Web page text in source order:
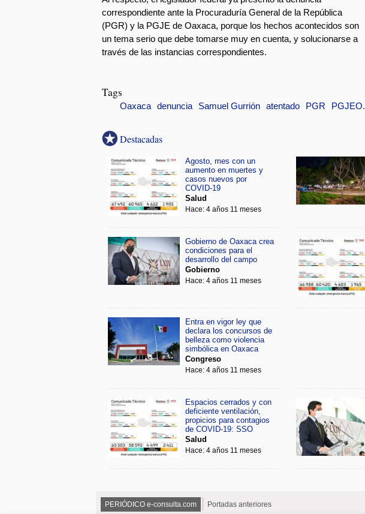
correspondiente ante la Procuraduría General de la República
(PGR) y la PGJE de Oaxaca, porque los hechos acontecidos son
un tema serio que debe tomarse muy en cuenta, y solucionarse a
través de las instancias correspondientes.
Tags
Oaxaca denuncia Samuel Gurrión atentado PGR PGJEO.
Destacadas
Agosto, mes con un
aumento en muertes y
casos nuevos por
COVID-19
Salud
Hace: 4 años 11 meses
Gobierno de Oaxaca crea
condiciones para el
desarrollo del campo
Gobierno
Hace: 4 años 11 meses
Entra en vigor ley que
declara los concursos de
belleza como violencia
simbólica en Oaxaca
Congreso
Hace: 4 años 11 meses
Espacios cerrados y con
deficiente ventilación,
propicios para contagios
de COVID-19: SSO
Salud
Hace: 4 años 11 meses
PERIÓDICO e-consulta.com Portadas anteriores